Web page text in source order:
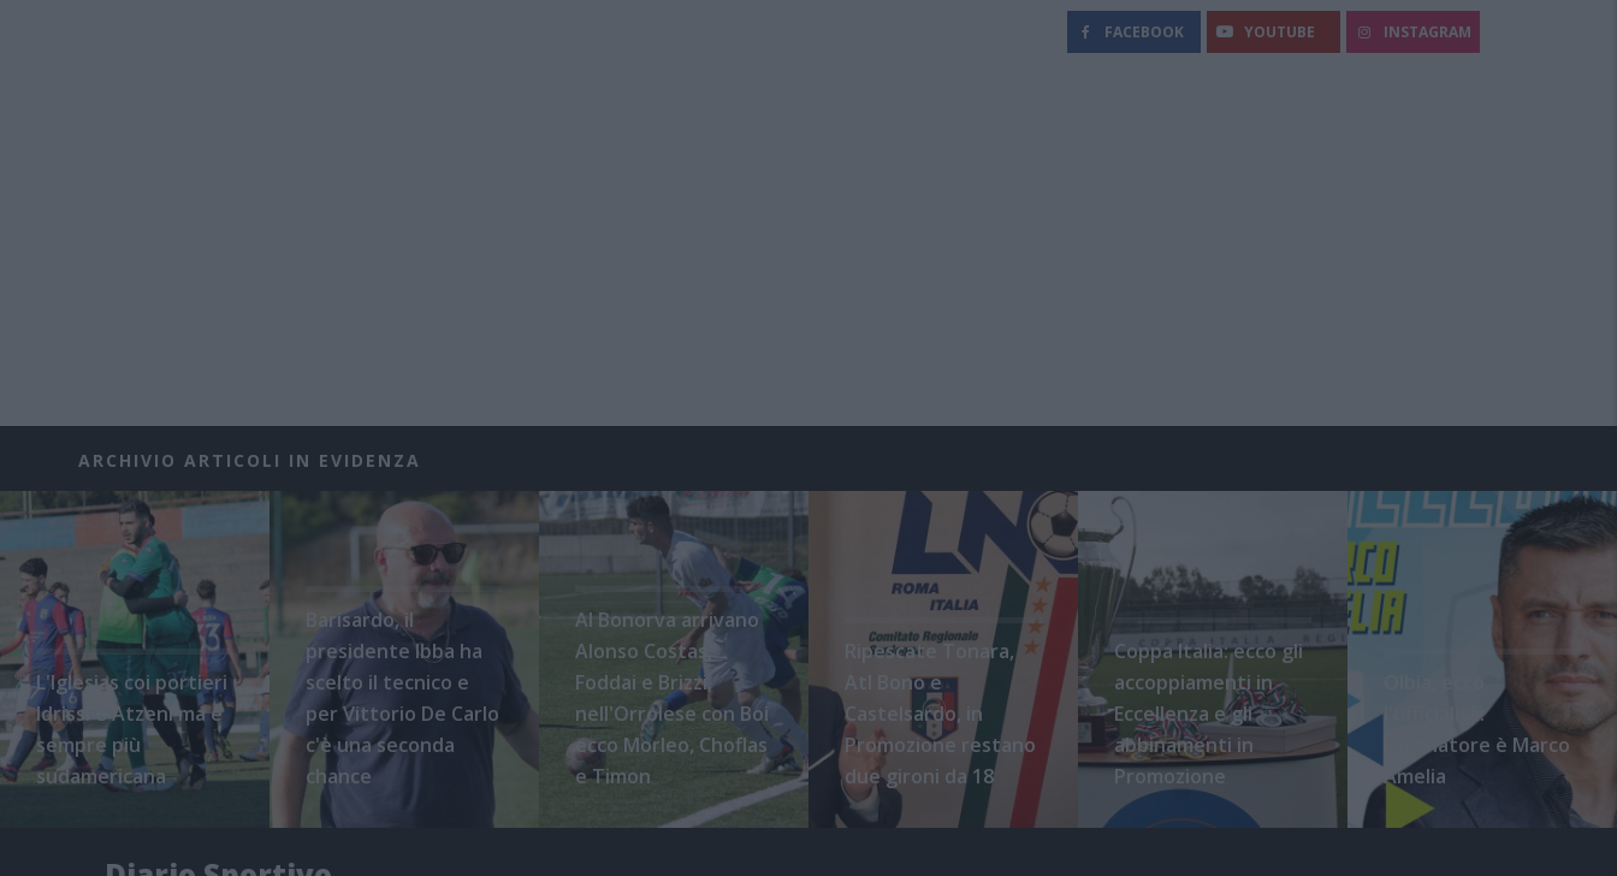
FACEBOOK YOUTUBE INSTAGRAM
ARCHIVIO ARTICOLI IN EVIDENZA
L'Iglesias coi portieri
Idrissi e Atzeni ma è
sempre più
sudamericana
Barisardo, il
presidente Ibba ha
scelto il tecnico e
per Vittorio De Carlo
c'è una seconda
chance
Al Bonorva arrivano
Alonso Costas,
Foddai e Brizzi,
nell'Orrolese con Boi
ecco Morleo, Choflas
e Timon
Ripescate Tonara,
Atl Bono e
Castelsardo, in
Promozione restano
due gironi da 18
Coppa Italia: ecco gli
accoppiamenti in
Eccellenza e gli
abbinamenti in
Promozione
l'ufficialità:
l'allenatore è Marco
Amelia